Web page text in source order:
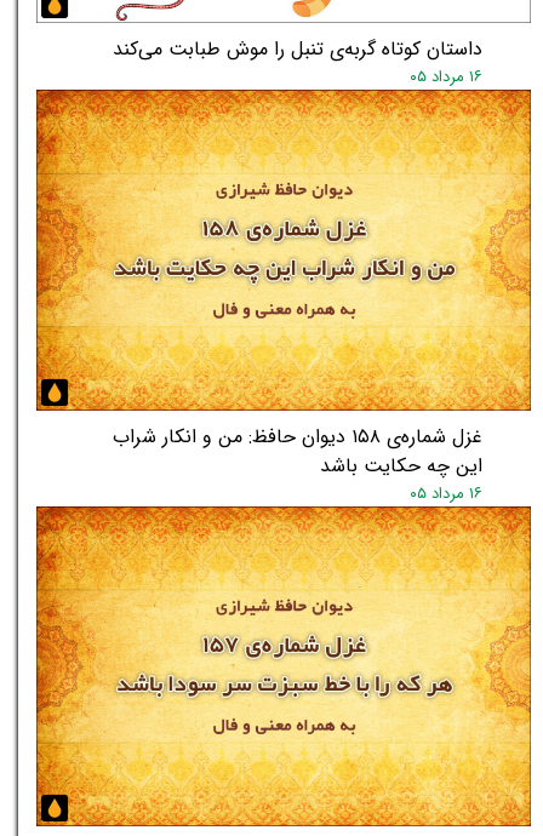
★★
داستان کوتاه گربه‌ی تنبل را موش طبابت می‌کند
۱۶ مرداد ۰۵
غزل شماره‌ی ۱۵۸ دیوان حافظ: من و انکار شراب
این چه حکایت باشد
۱۶ مرداد ۰۵